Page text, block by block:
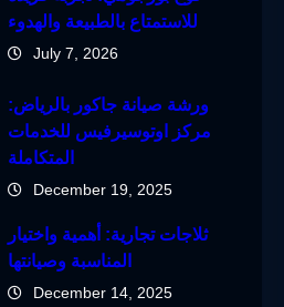
للاستمتاع بالطبيعة والهدوء
July 7, 2026
ورشة صيانة جاكور بالرياض:
مركز اوتوسيرفيس للخدمات
المتكاملة
December 19, 2025
ثلاجات تجارية: أهمية واختيار
المناسبة وصيانتها
December 14, 2025